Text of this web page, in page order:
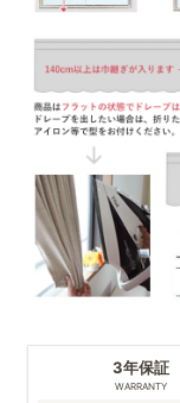
3年保証
WARRANTY